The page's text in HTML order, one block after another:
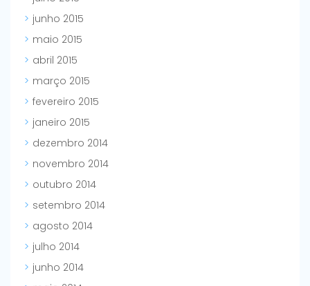
junho 2015
maio 2015
abril 2015
março 2015
fevereiro 2015
janeiro 2015
dezembro 2014
novembro 2014
outubro 2014
setembro 2014
agosto 2014
julho 2014
junho 2014